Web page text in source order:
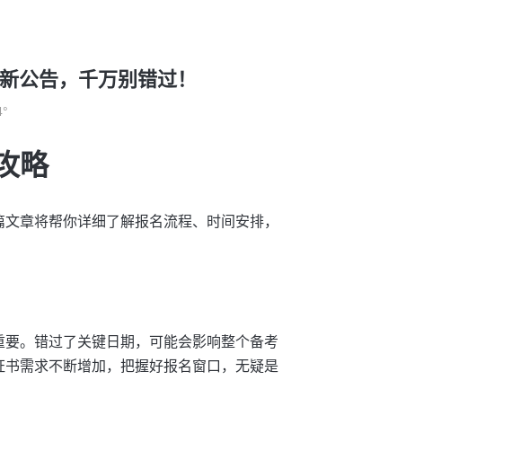
公告，千万别错过！
略
章将帮你详细了解报名流程、时间安排，
。错过了关键日期，可能会影响整个备考
需求不断增加，把握好报名窗口，无疑是